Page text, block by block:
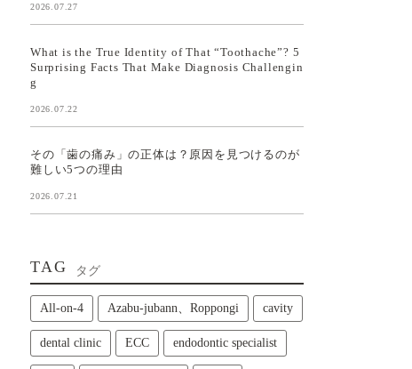
2026.07.27
What is the True Identity of That “Toothache”? 5
Surprising Facts That Make Diagnosis Challengin
g
2026.07.22
その「歯の痛み」の正体は？原因を見つけるのが
難しい5つの理由
2026.07.21
TAG タグ
All‑on‑4 Azabu-jubann、Roppongi cavity
dental clinic ECC endodontic specialist